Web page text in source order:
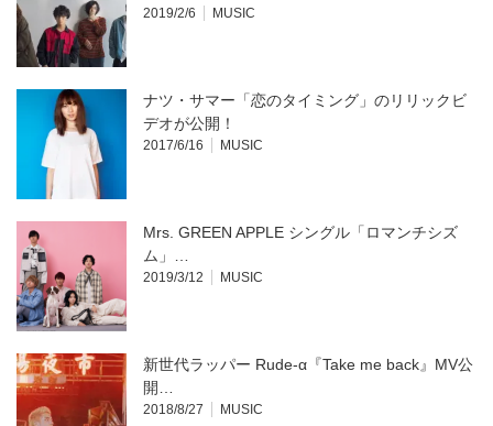
2019/2/6 MUSIC
ナツ・サマー「恋のタイミング」のリリックビ
デオが公開！
2017/6/16 MUSIC
Mrs. GREEN APPLE シングル「ロマンチシズ
ム」…
2019/3/12 MUSIC
新世代ラッパー Rude-α『Take me back』MV公
開…
2018/8/27 MUSIC